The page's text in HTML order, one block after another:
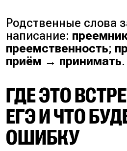
Родственные слова
написание:
преемственность;
приём → принимать.
ГДЕ ЭТО
ЕГЭ И ЧТО
ОШИБКУ